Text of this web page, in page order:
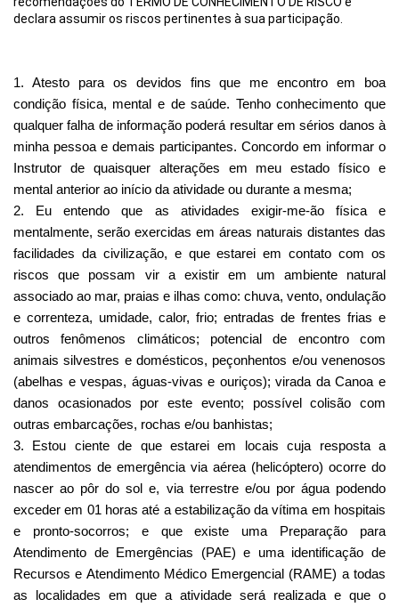
declara assumir os riscos pertinentes à sua participação.
1. Atesto para os devidos fins que me encontro em boa
condição física, mental e de saúde. Tenho conhecimento que
qualquer falha de informação poderá resultar em sérios danos à
minha pessoa e demais participantes. Concordo em informar o
Instrutor de quaisquer alterações em meu estado físico e
mental anterior ao início da atividade ou durante a mesma;
2. Eu entendo que as atividades exigir-me-ão física e
mentalmente, serão exercidas em áreas naturais distantes das
facilidades da civilização, e que estarei em contato com os
riscos que possam vir a existir em um ambiente natural
associado ao mar, praias e ilhas como: chuva, vento, ondulação
e correnteza, umidade, calor, frio; entradas de frentes frias e
outros fenômenos climáticos; potencial de encontro com
animais silvestres e domésticos, peçonhentos e/ou venenosos
(abelhas e vespas, águas-vivas e ouriços); virada da Canoa e
danos ocasionados por este evento; possível colisão com
outras embarcações, rochas e/ou banhistas;
3. Estou ciente de que estarei em locais cuja resposta a
atendimentos de emergência via aérea (helicóptero) ocorre do
nascer ao pôr do sol e, via terrestre e/ou por água podendo
exceder em 01 horas até a estabilização da vítima em hospitais
e pronto-socorros; e que existe uma Preparação para
Atendimento de Emergências (PAE) e uma identificação de
Recursos e Atendimento Médico Emergencial (RAME) a todas
as localidades em que a atividade será realizada e que o